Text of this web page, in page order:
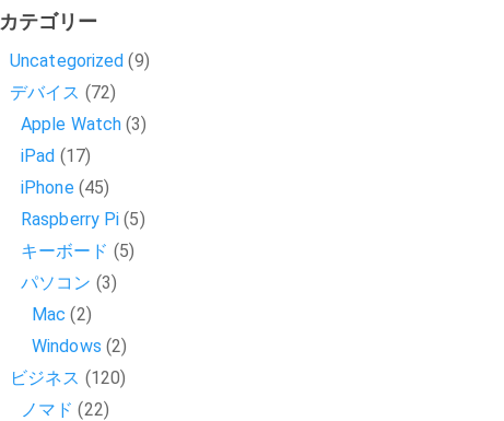
カテゴリー
Uncategorized (9)
デバイス (72)
Apple Watch (3)
iPad (17)
iPhone(45)
Raspberry Pi (5)
キーボード (5)
パソコン (3)
Mac (2)
Windows (2)
ビジネス (120)
ノマド (22)